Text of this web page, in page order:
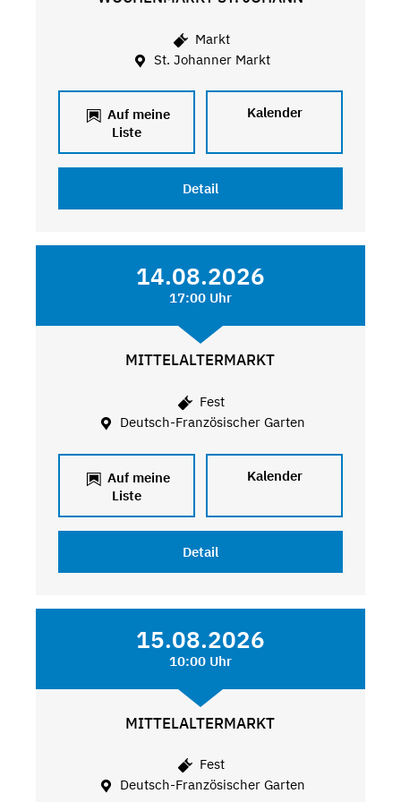
Markt
St. Johanner Markt
Auf meine
Liste
Kalender
Detail
14.08.2026
17:00 Uhr
MITTELALTERMARKT
Fest
Deutsch-Französischer Garten
Auf meine
Liste
Kalender
Detail
15.08.2026
10:00 Uhr
MITTELALTERMARKT
Fest
Deutsch-Französischer Garten